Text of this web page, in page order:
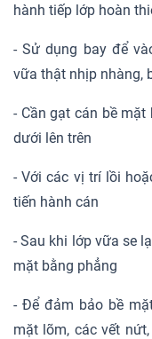
hành tiếp lớp hoàn
- Sử dụng bay để
vữa thật nhịp nhàng,
- Cần gạt cán bề
dưới lên trên
- Với các vị trí lồi
tiến hành cán
- Sau khi lớp vữa se
mặt bằng phẳng
- Để đảm bảo bề
mặt lõm, các vết